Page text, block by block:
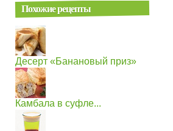
Похожие рецепты
Десерт «Банановый приз»
Камбала в суфле...